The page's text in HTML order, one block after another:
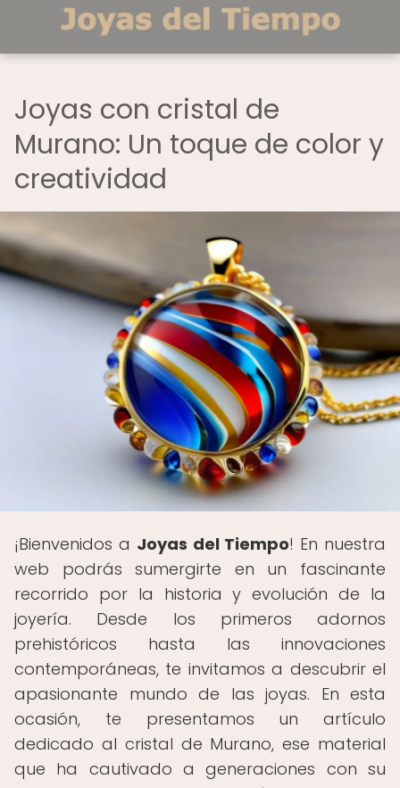
Joyas con cristal de
Murano: Un toque de color y
creatividad
¡Bienvenidos a Joyas del Tiempo! En nuestra
web podrás sumergirte en un fascinante
recorrido por la historia y evolución de la
joyería. Desde los primeros adornos
prehistóricos hasta las innovaciones
contemporáneas, te invitamos a descubrir el
apasionante mundo de las joyas. En esta
ocasión, te presentamos un artículo
dedicado al cristal de Murano, ese material
que ha cautivado a generaciones con su